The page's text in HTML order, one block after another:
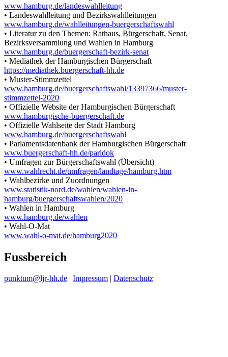
www.hamburg.de/landeswahlleitung
• Landeswahlleitung und Bezirkswahlleitungen
www.hamburg.de/wahlleitungen-buergerschaftswahl
• Literatur zu den Themen: Rathaus, Bürgerschaft, Senat,
Bezirksversammlung und Wahlen in Hamburg
www.hamburg.de/buergerschaft-bezirk-senat
• Mediathek der Hamburgischen Bürgerschaft
https://mediathek.buergerschaft-hh.de
• Muster-Stimmzettel
www.hamburg.de/buergerschaftswahl/13397366/muster-
stimmzettel-2020
• Offizielle Website der Hamburgischen Bürgerschaft
www.hamburgische-buergerschaft.de
• Offizielle Wahlseite der Stadt Hamburg
www.hamburg.de/buergerschaftswahl
• Parlamentsdatenbank der Hamburgischen Bürgerschaft
www.buergerschaft-hh.de/parldok
• Umfragen zur Bürgerschaftswahl (Übersicht)
www.wahlrecht.de/umfragen/landtage/hamburg.htm
• Wahlbezirke und Zuordnungen
www.statistik-nord.de/wahlen/wahlen-in-
hamburg/buergerschaftswahlen/2020
• Wahlen in Hamburg
www.hamburg.de/wahlen
• Wahl-O-Mat
www.wahl-o-mat.de/hamburg2020
Fussbereich
punktum@ljr-hh.de | Impressum | Datenschutz